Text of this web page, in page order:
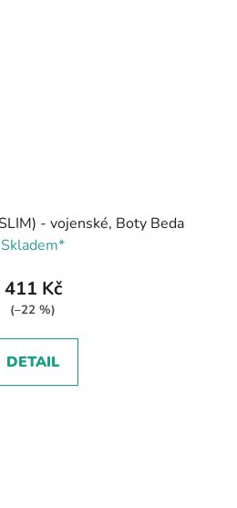
- vojenské, Boty Beda
Skladem*
411 Kč
(–22 %)
DETAIL